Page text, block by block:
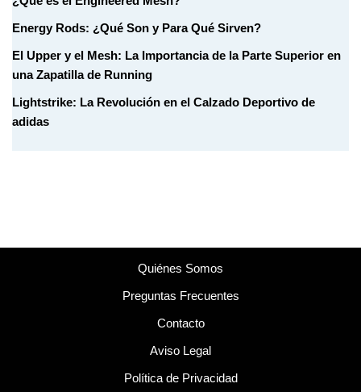
Energy Rods: ¿Qué Son y Para Qué Sirven?
El Upper y el Mesh: La Importancia de la Parte Superior en
una Zapatilla de Running
Lightstrike: La Revolución en el Calzado Deportivo de
adidas
Quiénes Somos
Preguntas Frecuentes
Contacto
Aviso Legal
Política de Privacidad